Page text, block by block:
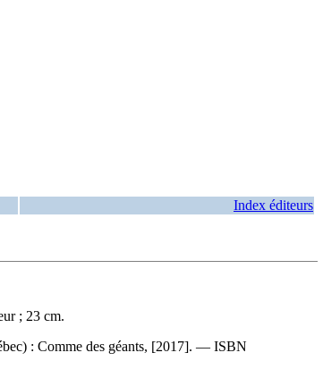
Index éditeurs
; 23 cm.
: Comme des géants, [2017]. — ISBN